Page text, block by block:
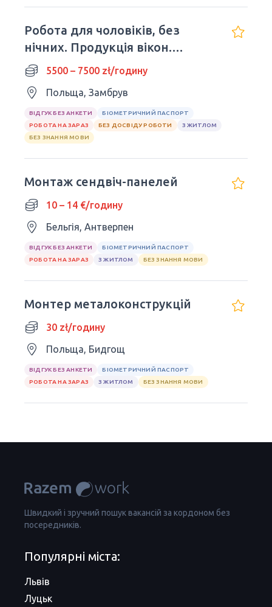
Робота для чоловіків, без
нічних. Продукція вікон.
м.Zambrów
5500 – 7500 zł/годину
Польща, Замбрув
ВІДГУК БЕЗ АНКЕТИ
БІОМЕТРИЧНИЙ ПАСПОРТ
РОБОТА НА ЗАРАЗ
БЕЗ ДОСВІДУ РОБОТИ
З ЖИТЛОМ
БЕЗ ЗНАННЯ МОВИ
Монтаж сендвіч-панелей
10 – 14 €/годину
Бельгія, Антверпен
ВІДГУК БЕЗ АНКЕТИ
БІОМЕТРИЧНИЙ ПАСПОРТ
РОБОТА НА ЗАРАЗ
З ЖИТЛОМ БЕЗ ЗНАННЯ МОВИ
Монтер металоконструкцій
30 zł/годину
Польща, Бидгощ
ВІДГУК БЕЗ АНКЕТИ
БІОМЕТРИЧНИЙ ПАСПОРТ
РОБОТА НА ЗАРАЗ
З ЖИТЛОМ БЕЗ ЗНАННЯ МОВИ
Швидкий і зручний пошук вакансій за кордоном без
посередників.
Популярні міста:
Львів
Луцьк